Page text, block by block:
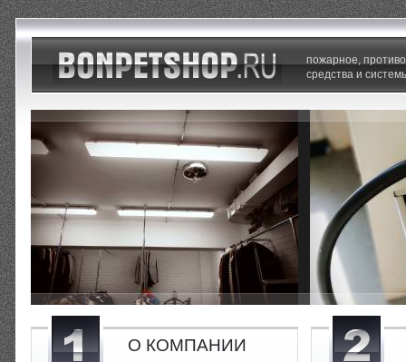
пожарное,
средства и
О КОМПАНИИ